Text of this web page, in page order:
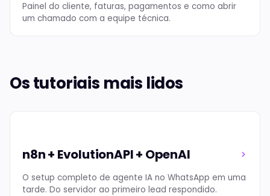
Painel do cliente, faturas, pagamentos e como abrir
um chamado com a equipe técnica.
Os tutoriais mais lidos
n8n + EvolutionAPI + OpenAI
O setup completo de agente IA no WhatsApp em uma
tarde. Do servidor ao primeiro lead respondido.